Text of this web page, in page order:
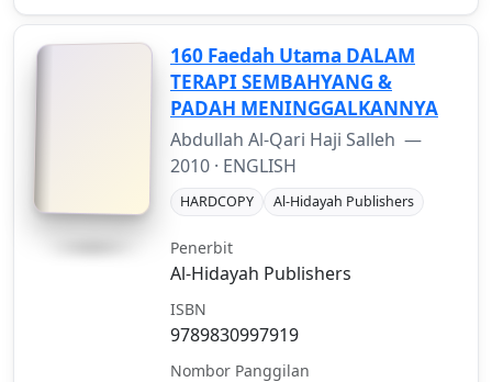
160 Faedah Utama DALAM
TERAPI SEMBAHYANG &
PADAH MENINGGALKANNYA
Abdullah Al-Qari Haji Salleh —
2010 · ENGLISH
HARDCOPY Al-Hidayah Publishers
Penerbit
Al-Hidayah Publishers
ISBN
9789830997919
Nombor Panggilan